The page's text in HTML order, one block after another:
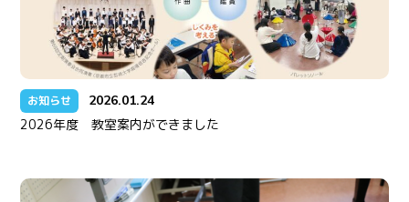
お知らせ 2026.01.24
2026年度 教室案内ができました